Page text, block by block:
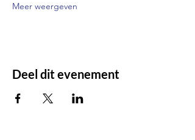
Meer weergeven
Deel dit evenement